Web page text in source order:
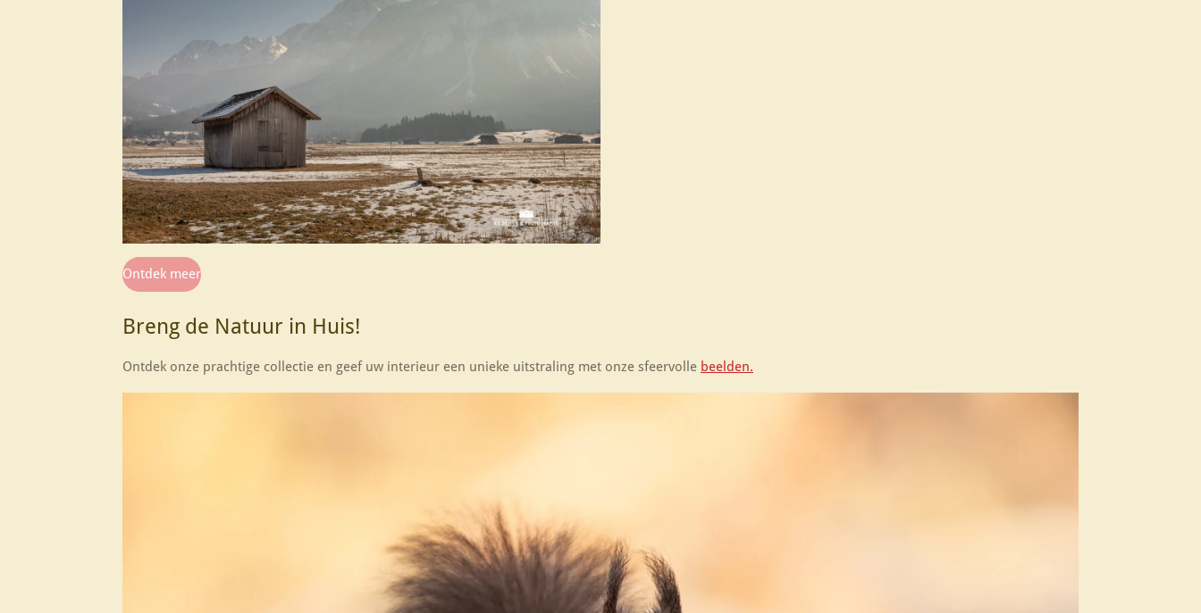
Ontdek meer
Breng de Natuur in Huis!
Ontdek onze prachtige collectie en geef uw interieur een unieke uitstraling met onze sfeervolle beelden.